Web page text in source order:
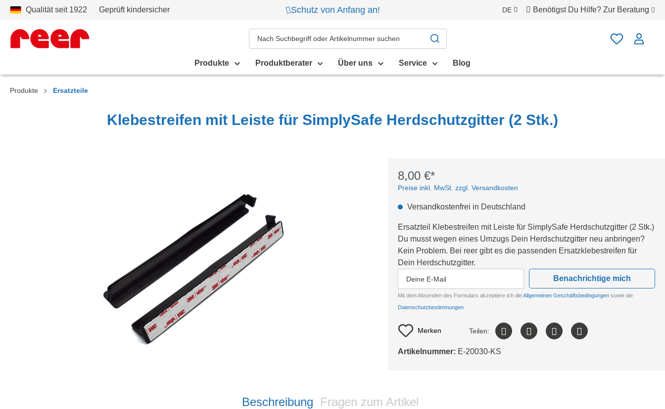
Qualität seit 1922 Geprüft kindersicher Schutz von Anfang an! DE Benötigst Du Hilfe? Zur Beratung
Produkte Produktberater Über uns Service Blog
Produkte Ersatzteile
Klebestreifen mit Leiste für SimplySafe Herdschutzgitter (2 Stk.)
8,00 €*
Preise inkl. MwSt. zzgl. Versandkosten
Versandkostenfrei in Deutschland
Ersatzteil Klebestreifen mit Leiste für SimplySafe Herdschutzgitter (2 Stk.)
Du musst wegen eines Umzugs Dein Herdschutzgitter neu anbringen?
Kein Problem. Bei reer gibt es die passenden Ersatzklebestreifen für
Dein Herdschutzgitter.
Benachrichtige mich
Mit dem Absenden des Formulars akzeptiere ich dieAllgemeinen Geschäftsbedingungen sowie die
Datenschutzbestimmungen
Merken Teilen:
Artikelnummer: E-20030-KS
Beschreibung Fragen zum Artikel